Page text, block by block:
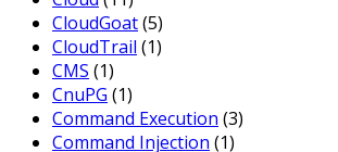
CloudGoat(5)
CloudTrail (1)
CMS (1)
CnuPG (1)
Command Execution (3)
Command Injection (1)